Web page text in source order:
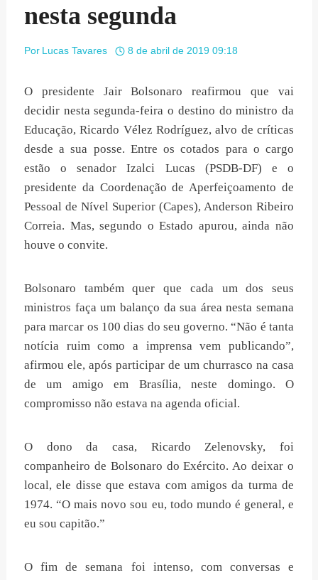
nesta segunda
Por Lucas Tavares 8 de abril de 2019 09:18
O presidente Jair Bolsonaro reafirmou que vai
decidir nesta segunda-feira o destino do ministro da
Educação, Ricardo Vélez Rodríguez, alvo de críticas
desde a sua posse. Entre os cotados para o cargo
estão o senador Izalci Lucas (PSDB-DF) e o
presidente da Coordenação de Aperfeiçoamento de
Pessoal de Nível Superior (Capes), Anderson Ribeiro
Correia. Mas, segundo o Estado apurou, ainda não
houve o convite.
Bolsonaro também quer que cada um dos seus
ministros faça um balanço da sua área nesta semana
para marcar os 100 dias do seu governo. “Não é tanta
notícia ruim como a imprensa vem publicando”,
afirmou ele, após participar de um churrasco na casa
de um amigo em Brasília, neste domingo. O
compromisso não estava na agenda oficial.
O dono da casa, Ricardo Zelenovsky, foi
companheiro de Bolsonaro do Exército. Ao deixar o
local, ele disse que estava com amigos da turma de
1974. “O mais novo sou eu, todo mundo é general, e
eu sou capitão.”
O fim de semana foi intenso, com conversas e